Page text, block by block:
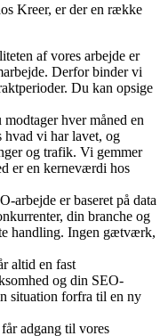
Kreer, er der en række
af vores arbejde er
Derfor binder vi
Du kan opsige
modtager hver måned en
hvad vi har lavet, og
og trafik. Vi gemmer
er en kerneværdi hos
arbejde er baseret på data
din branche og
handling. Ingen gætværk,
altid en fast
og din SEO-
situation forfra til en ny
adgang til vores